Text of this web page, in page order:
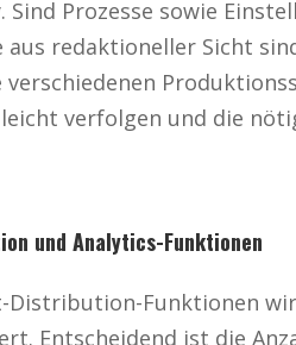
Sind Prozesse sowie
aus redaktioneller Sicht
verschiedenen
verfolgen und die
und Analytics-Funktionen
Distribution-Funktionen
Entscheidend ist die